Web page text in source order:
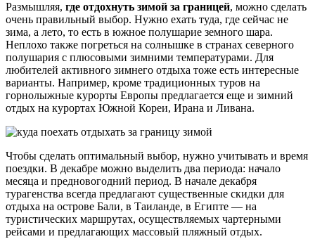
Размышляя, где отдохнуть зимой за границей, можно сделать
очень правильный выбор. Нужно ехать туда, где сейчас не
зима, а лето, то есть в южное полушарие земного шара.
Неплохо также погреться на солнышке в странах северного
полушария с плюсовыми зимними температурами. Для
любителей активного зимнего отдыха тоже есть интересные
варианты. Например, кроме традиционных туров на
горнолыжные курорты Европы предлагается еще и зимний
отдых на курортах Южной Кореи, Ирана и Ливана.
Чтобы сделать оптимальный выбор, нужно учитывать и время
поездки. В декабре можно выделить два периода: начало
месяца и предновогодний период. В начале декабря
турагенства всегда предлагают существенные скидки для
отдыха на острове Бали, в Таиланде, в Египте — на
туристических маршрутах, осуществляемых чартерными
рейсами и предлагающих массовый пляжный отдых.